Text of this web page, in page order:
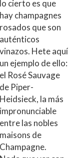
lo cierto es que
hay champagnes
rosados que son
auténticos
vinazos. Hete aquí
un ejemplo de ello:
el Rosé Sauvage
de Piper-
Heidsieck, la más
impronunciable
entre las nobles
maisons de
Champagne.